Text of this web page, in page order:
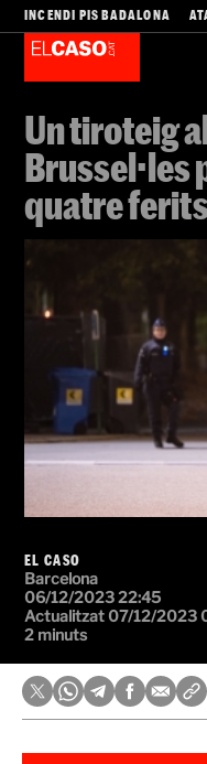
INCENDI PIS BADALONA
Un tiroteig
Brussel·les
quatre
EL CASO
Barcelona
06/12/2023 22:45
Actualitzat 07/12/2023
2 minuts